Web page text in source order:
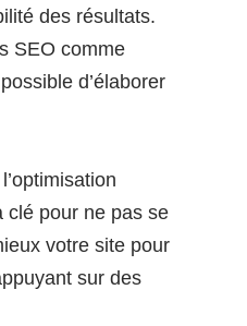
des résultats.
SEO comme
d’élaborer
clé pour ne pas se
votre site pour
sur des